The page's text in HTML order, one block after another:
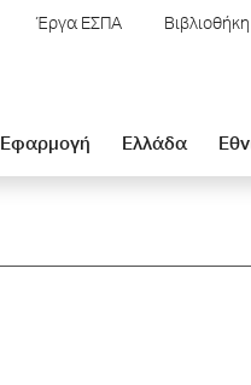
Έργα ΕΣΠΑ Βιβλιοθήκη
Εφαρμογή Ελλάδα